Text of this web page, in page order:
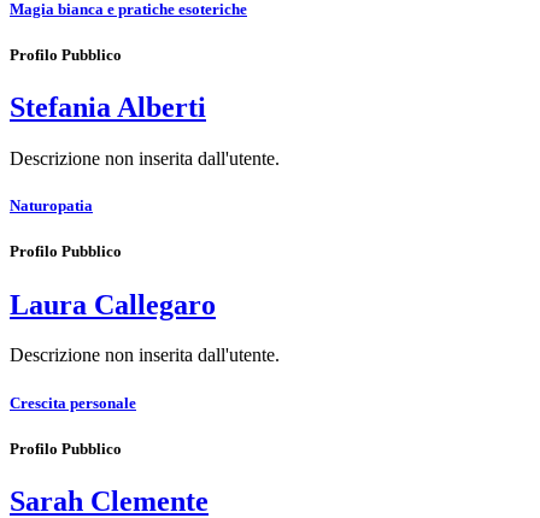
Magia bianca e pratiche esoteriche
Profilo Pubblico
Stefania Alberti
Descrizione non inserita dall'utente.
Naturopatia
Profilo Pubblico
Laura Callegaro
Descrizione non inserita dall'utente.
Crescita personale
Profilo Pubblico
Sarah Clemente